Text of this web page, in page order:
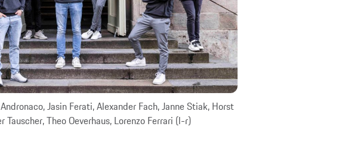
Jasin Ferati, Alexander Fach, Janne Stiak, Horst
Tauscher, Theo Oeverhaus, Lorenzo Ferrari (l-r)